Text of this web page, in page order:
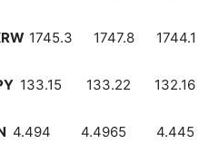
1745.3 1747.8 1744.1
133.15 133.22 132.16
4.494 4.4965 4.445